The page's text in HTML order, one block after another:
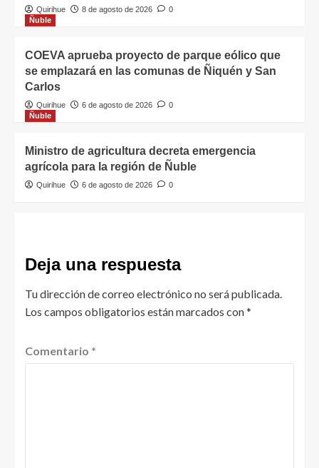
Quirihue 8 de agosto de 2026
0
Ñuble
COEVA aprueba proyecto de parque eólico que
se emplazará en las comunas de Ñiquén y San
Carlos
Quirihue 6 de agosto de 2026
0
Ñuble
Ministro de agricultura decreta emergencia
agrícola para la región de Ñuble
Quirihue 6 de agosto de 2026 0
Deja una respuesta
Tu dirección de correo electrónico no será publicada.
Los campos obligatorios están marcados con*
Comentario *